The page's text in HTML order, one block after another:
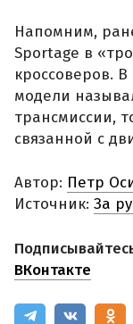
Напомним,
Sportage в
кроссоверов.
модели
трансмиссии,
связанной с
Автор: Петр
Источник: За
ВКонтакте